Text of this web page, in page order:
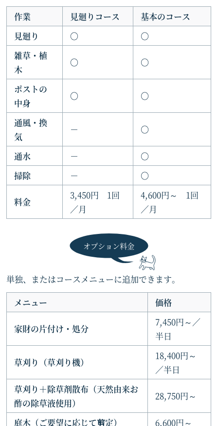
作業
見廻りコース
基本のコース
見廻り
〇
〇
雑草・植
木
〇 〇
ポストの
中身
〇 〇
通風・換
気
－ 〇
通水 －
〇
掃除
－ 〇
料金
3,450円 1回
／月
4,600円～ 1回
／月
オプション料金
単独、またはコースメニューに追加できます。
メニュー
価格
家財の片付け・処分
7,450円～／
半日
草刈り（草刈り機）
18,400円～
／半日
草刈り＋除草剤散布（天然由来お
酢の除草液使用）
28,750円～
庭木（ご要望に応じて剪定） 6,600円～